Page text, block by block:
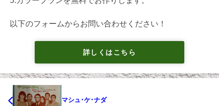
以下のフォームからお問い合わせください！
詳しくはこちら
マシュ･ケ･ナダ